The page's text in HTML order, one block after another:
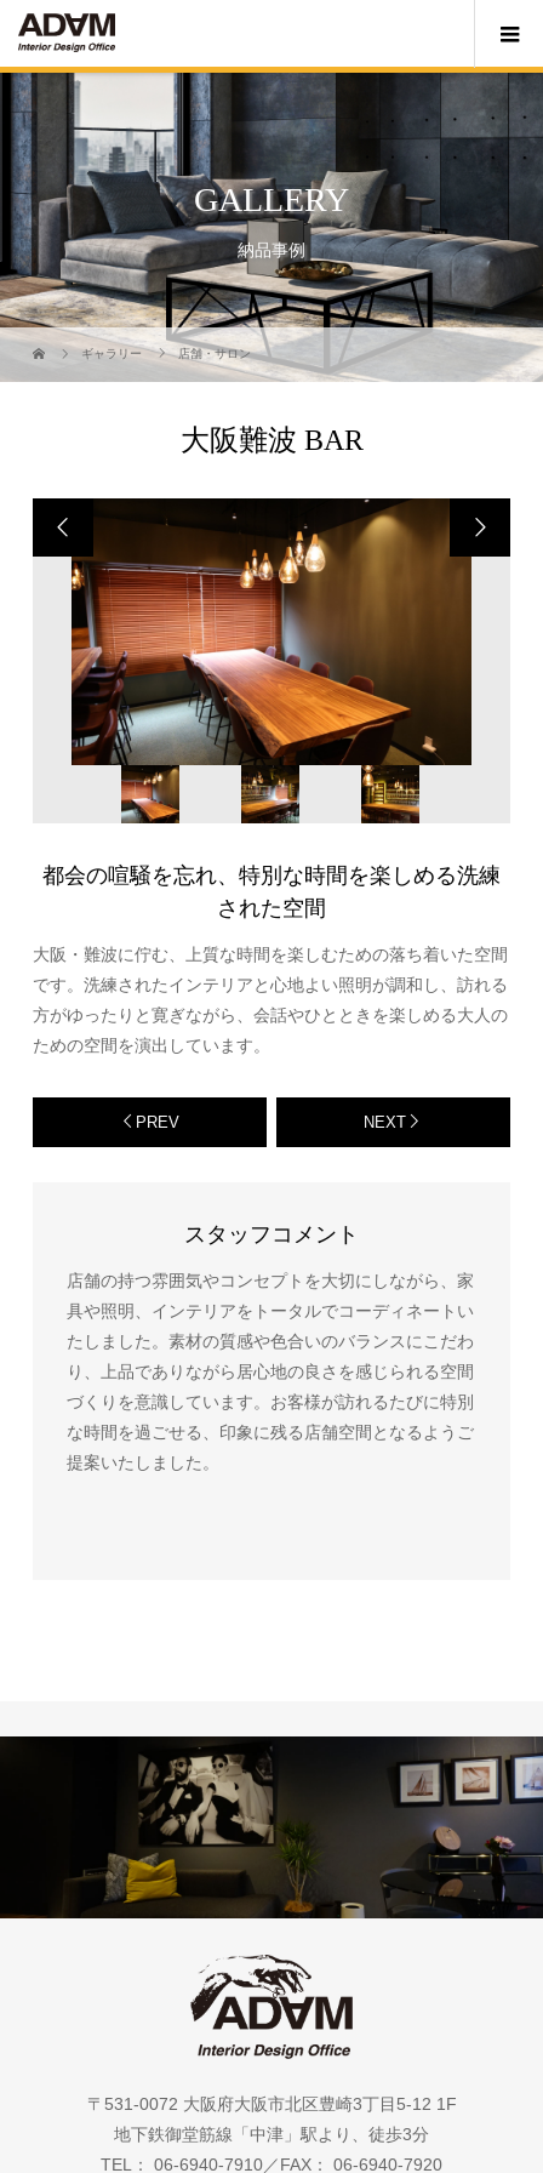
GALLERY
納品事例
ギャラリー 店舗・サロン
大阪難波 BAR
都会の喧騒を忘れ、特別な時間を楽しめる洗練
された空間
大阪・難波に佇む、上質な時間を楽しむための落ち着いた空間
です。洗練されたインテリアと心地よい照明が調和し、訪れる
方がゆったりと寛ぎながら、会話やひとときを楽しめる大人の
ための空間を演出しています。
PREV NEXT
スタッフコメント
店舗の持つ雰囲気やコンセプトを大切にしながら、家
具や照明、インテリアをトータルでコーディネートい
たしました。素材の質感や色合いのバランスにこだわ
り、上品でありながら居心地の良さを感じられる空間
づくりを意識しています。お客様が訪れるたびに特別
な時間を過ごせる、印象に残る店舗空間となるようご
提案いたしました。
〒531-0072 大阪府大阪市北区豊崎3丁目5-12 1F
地下鉄御堂筋線「中津」駅より、徒歩3分
TEL： 06-6940-7910／FAX： 06-6940-7920